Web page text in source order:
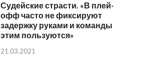
Судейские страсти. «В плей-
офф часто не фиксируют
задержку руками и команды
этим пользуются»
21.03.2021